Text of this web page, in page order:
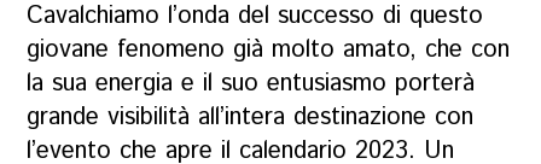
Cavalchiamo l’onda del successo di questo
giovane fenomeno già molto amato, che con
la sua energia e il suo entusiasmo porterà
grande visibilità all’intera destinazione con
l’evento che apre il calendario 2023. Un